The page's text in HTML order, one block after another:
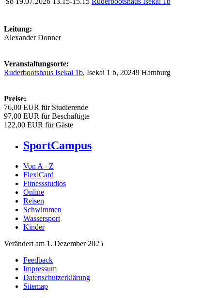
Leitung:
Alexander Donner
Veranstaltungsorte:
Ruderbootshaus Isekai 1b, Isekai 1 b, 20249 Hamburg
Preise:
76,00 EUR für Studierende
97,00 EUR für Beschäftigte
122,00 EUR für Gäste
SportCampus
Von A - Z
FlexiCard
Fitnessstudios
Online
Reisen
Schwimmen
Wassersport
Kinder
Verändert am 1. Dezember 2025
Feedback
Impressum
Datenschutzerklärung
Sitemap